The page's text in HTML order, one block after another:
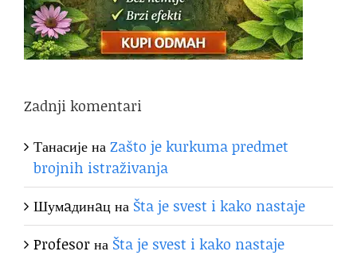
Zadnji komentari
ТанасијенаZašto je kurkuma predmet
brojnih istraživanja
Шумaдинaцна Šta je svest i kako nastaje
Profesorна Šta je svest i kako nastaje